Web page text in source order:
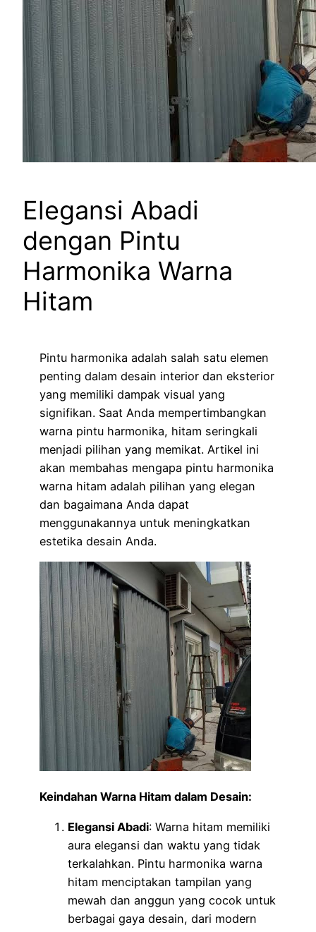
Elegansi Abadi
dengan Pintu
Harmonika Warna
Hitam
Pintu harmonika adalah salah satu elemen
penting dalam desain interior dan eksterior
yang memiliki dampak visual yang
signifikan. Saat Anda mempertimbangkan
warna pintu harmonika, hitam seringkali
menjadi pilihan yang memikat. Artikel ini
akan membahas mengapa pintu harmonika
warna hitam adalah pilihan yang elegan
dan bagaimana Anda dapat
menggunakannya untuk meningkatkan
estetika desain Anda.
Keindahan Warna Hitam dalam Desain:
Elegansi Abadi: Warna hitam memiliki
aura elegansi dan waktu yang tidak
terkalahkan. Pintu harmonika warna
hitam menciptakan tampilan yang
mewah dan anggun yang cocok untuk
berbagai gaya desain, dari modern